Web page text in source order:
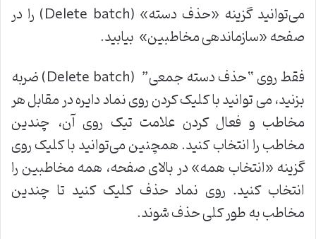
می‌توانید گزینه «حذف دسته» (Delete batch) را در
صفحه «سازماندهی مخاطبین» بیابید.
فقط روی “حذف دسته جمعی” (Delete batch) ضربه
بزنید، می توانید با کلیک کردن روی نماد دایره در مقابل هر
مخاطب و فعال کردن علامت تیک روی آن، چندین
مخاطب را انتخاب کنید. همچنین می‌توانید با کلیک روی
گزینه «انتخاب همه» در بالای صفحه، همه مخاطبین را
انتخاب کنید. روی نماد حذف کلیک کنید تا چندین
مخاطب به طور کلی حذف شوند.